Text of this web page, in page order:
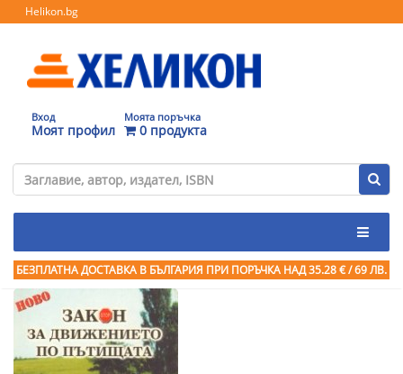
Helikon.bg
Вход
Моят профил
Моята поръчка
0 продукта
БЕЗПЛАТНА ДОСТАВКА В БЪЛГАРИЯ ПРИ ПОРЪЧКА НАД 35.28 € / 69 ЛВ.